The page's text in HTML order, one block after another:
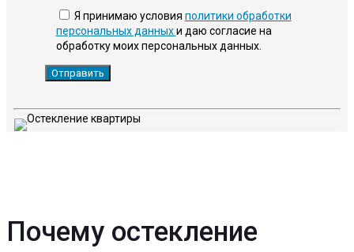
Я принимаю условия политики обработки
персональных данныхи даю согласие на
обработку моих персональных данных.
Почему остекление